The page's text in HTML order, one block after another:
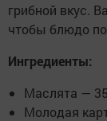
грибной вкус.
чтобы блюдо
Ингредиенты:
Маслята —
Молодая